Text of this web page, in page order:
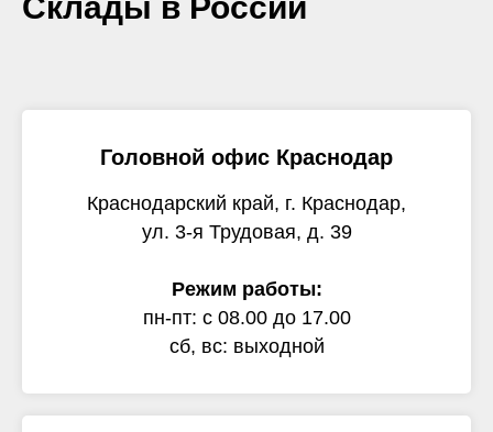
Головной офис Краснодар
Краснодарский край, г. Краснодар,
ул. 3-я Трудовая, д. 39
Режим работы:
пн-пт: с 08.00 до 17.00
сб, вс: выходной